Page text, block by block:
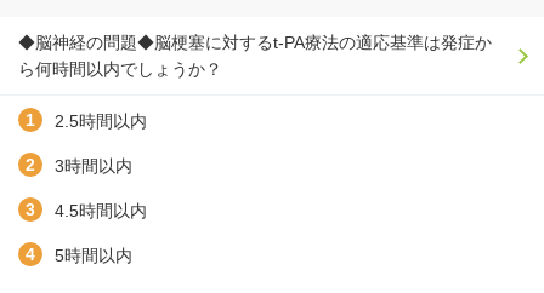
◆脳神経の問題◆脳梗塞に対するt-PA療法の適応基準は発症か
ら何時間以内でしょうか？
2.5時間以内
3時間以内
4.5時間以内
5時間以内